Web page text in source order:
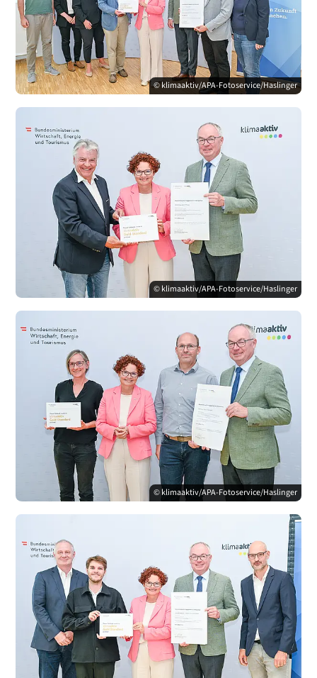
© klimaaktiv/APA-Fotoservice/Haslinger
© klimaaktiv/APA-Fotoservice/Haslinger
© klimaaktiv/APA-Fotoservice/Haslinger